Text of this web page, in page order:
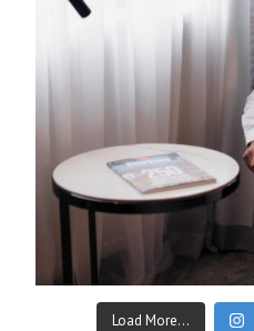
Load More...